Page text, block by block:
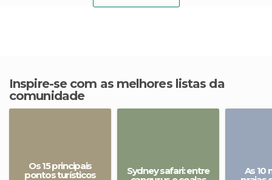
Inspire-se com as melhores listas da
comunidade
Os 15 principais
pontos turísticos Sydney safari: entre As 10